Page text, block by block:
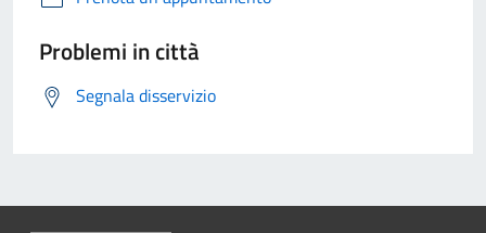
Problemi in città
Segnala disservizio